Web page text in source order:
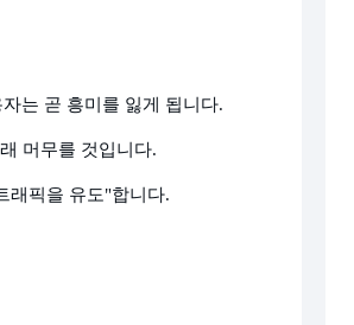
는 곧 흥미를 잃게 됩니다.
머무를 것입니다.
래픽을 유도"합니다.